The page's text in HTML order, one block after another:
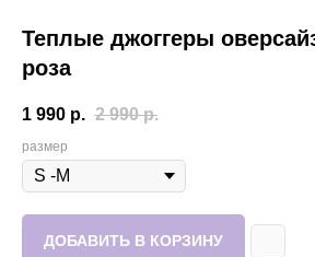
Теплые джоггеры
роза
1 990 р. 2 990 р.
размер
ДОБАВИТЬ В КОРЗИНУ